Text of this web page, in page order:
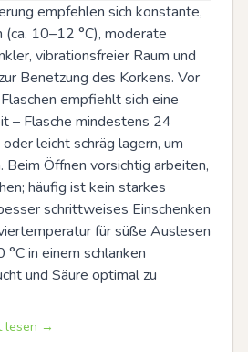
empfehlen sich konstante,
10–12 °C), moderate
vibrationsfreier Raum und
Benetzung des Korkens. Vor
empfiehlt sich eine
– Flasche mindestens 24
leicht schräg lagern, um
Beim Öffnen vorsichtig arbeiten,
häufig ist kein starkes
schrittweises Einschenken
für süße Auslesen
in einem schlanken
und Säure optimal zu
lesen →